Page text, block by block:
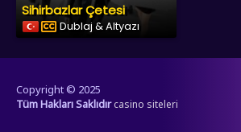
Sihirbazlar Çetesi
Dublaj & Altyazı
Copyright © 2025
Tüm Hakları Saklıdır casino siteleri